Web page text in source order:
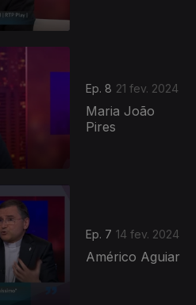
Ep. 8 21 fev. 2024
Maria João
Pires
Ep. 7 14 fev. 2024
Américo Aguiar